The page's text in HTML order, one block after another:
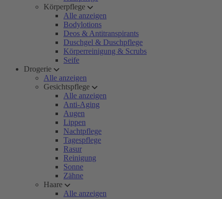
Körperpflege
Alle anzeigen
Bodylotions
Deos & Antitranspirants
Duschgel & Duschpflege
Körperreinigung & Scrubs
Seife
Drogerie
Alle anzeigen
Gesichtspflege
Alle anzeigen
Anti-Aging
Augen
Lippen
Nachtpflege
Tagespflege
Rasur
Reinigung
Sonne
Zähne
Haare
Alle anzeigen